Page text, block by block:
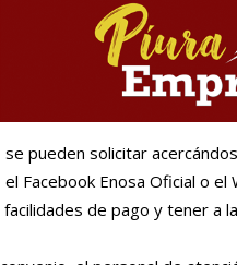
pueden solicitar
Facebook Enosa Oficial o
de pago y tener a